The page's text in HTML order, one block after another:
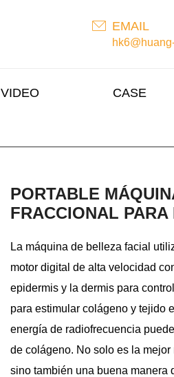
EMAIL
VIDEO CASE
PORTABLE
FRACCIONAL
La máquina de belleza facial
motor digital de alta velocidad
epidermis y la dermis para
para estimular colágeno y tejido
energía de radiofrecuencia
de colágeno. No solo es la
sino también una buena manera